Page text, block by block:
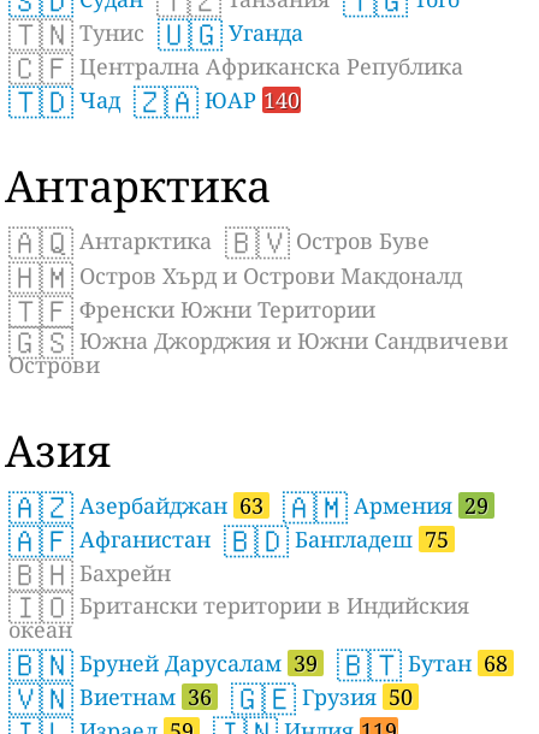
🇹🇳 Тунис 🇺🇬 Уганда
🇨🇫 Централна Африканска Република
🇹🇩 Чад 🇿🇦 ЮАР 140
Антарктика
🇦🇶 Антарктика 🇧🇻 Остров Буве
🇭🇲 Остров Хърд и Острови Макдоналд
🇹🇫 Френски Южни Територии
🇬🇸 Южна Джорджия и Южни Сандвичеви
Острови
Азия
🇦🇿 Азербайджан 63 🇦🇲 Армения 29
🇦🇫 Афганистан 🇧🇩 Бангладеш 75
🇧🇭 Бахрейн
🇮🇴 Британски територии в Индийския
океан
🇧🇳 Бруней Дарусалам 39 🇧🇹 Бутан 68
🇻🇳 Виетнам 36 🇬🇪 Грузия 50